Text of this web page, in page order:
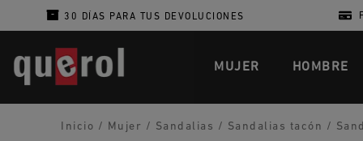
30 DÍAS PARA TUS DEVOLUCIONES
MUJER HOMBRE
Inicio / Mujer / Sandalias / Sandalias tacón /